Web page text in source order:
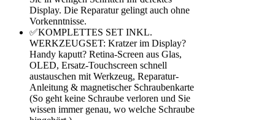
Display. Die Reparatur gelingt auch ohne
Vorkenntnisse.
✅KOMPLETTES SET INKL.
WERKZEUGSET: Kratzer im Display?
Handy kaputt? Retina-Screen aus Glas,
OLED, Ersatz-Touchscreen schnell
austauschen mit Werkzeug, Reparatur-
Anleitung & magnetischer Schraubenkarte
(So geht keine Schraube verloren und Sie
wissen immer genau, wo welche Schraube